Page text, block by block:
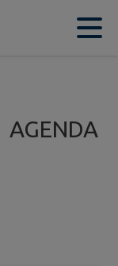
AGENDA